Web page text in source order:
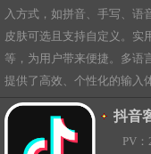
入方式，如拼音、手写、语
皮肤可选且支持自定义。实
等，为用户带来便捷。多语
提供了高效、个性化的输入
抖音
PV